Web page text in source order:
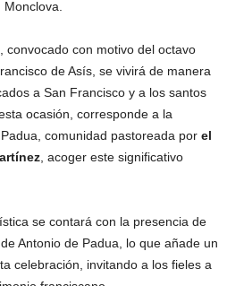
convocado con motivo del octavo
de Asís, se vivirá de manera
a San Francisco y a los santos
ocasión, corresponde a la
comunidad pastoreada por el
, acoger este significativo
se contará con la presencia de
Antonio de Padua, lo que añade un
celebración, invitando a los fieles a